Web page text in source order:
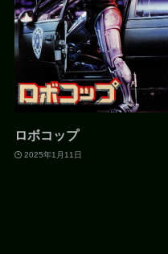
ロボコップ
2025年1月11日